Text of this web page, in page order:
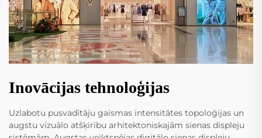
Inovācijas tehnoloģijas
Uzlabotu pusvadītāju gaismas intensitātes topoloģijas un
augstu vizuālo atšķirību arhitektoniskajām sienas displeju